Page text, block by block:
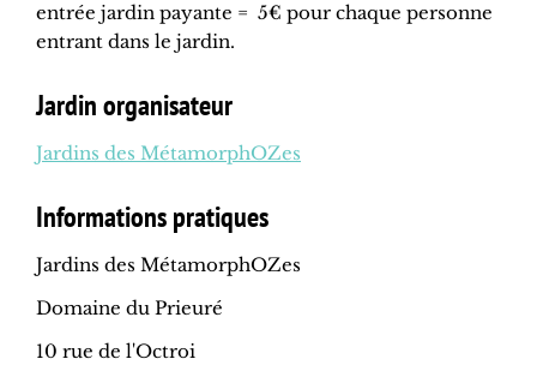
entrée jardin payante = 5€ pour chaque personne
entrant dans le jardin.
Jardin organisateur
Jardins des MétamorphOZes
Informations pratiques
Jardins des MétamorphOZes
Domaine du Prieuré
10 rue de l'Octroi